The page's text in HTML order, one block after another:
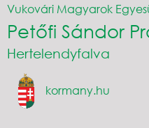
Vukovári Magyarok
Petőfi Sándor
Hertelendyfalva
kormany.hu